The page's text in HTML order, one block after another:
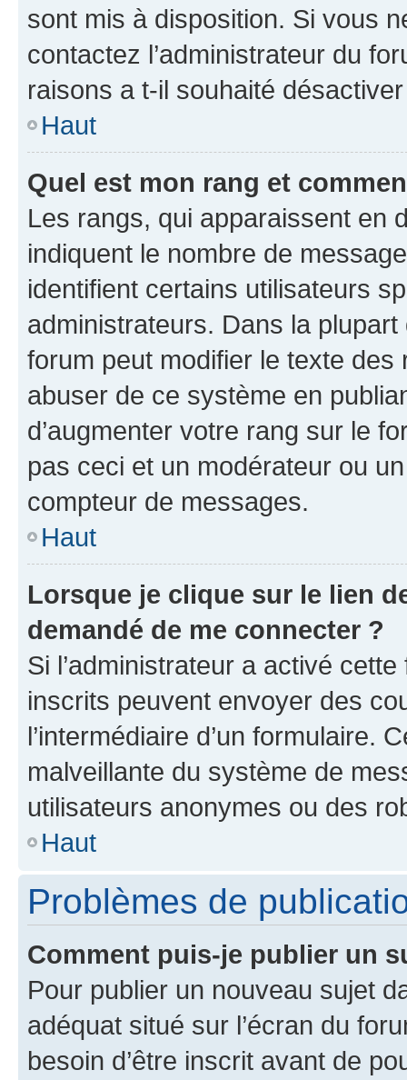
sont mis à disposition. Si vous
contactez l’administrateur du
raisons a t-il souhaité
Haut
Quel est mon rang et
Les rangs, qui apparaissent en
indiquent le nombre de
identifient certains utilisateurs
administrateurs. Dans la
forum peut modifier le texte
abuser de ce système en
d’augmenter votre rang sur le
pas ceci et un modérateur ou
compteur de messages.
Haut
Lorsque je clique sur le lien
demandé de me connecter ?
Si l’administrateur a activé
inscrits peuvent envoyer des
l’intermédiaire d’un formulaire.
malveillante du système de
utilisateurs anonymes ou des
Haut
Problèmes de
Comment puis-je publier un
Pour publier un nouveau sujet
adéquat situé sur l’écran du
besoin d’être inscrit avant de